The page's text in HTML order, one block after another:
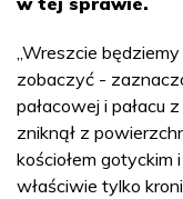
„Wreszcie
zobaczyć -
pałacowej i pałacu
zniknął z
kościołem gotyckim
właściwie tylko